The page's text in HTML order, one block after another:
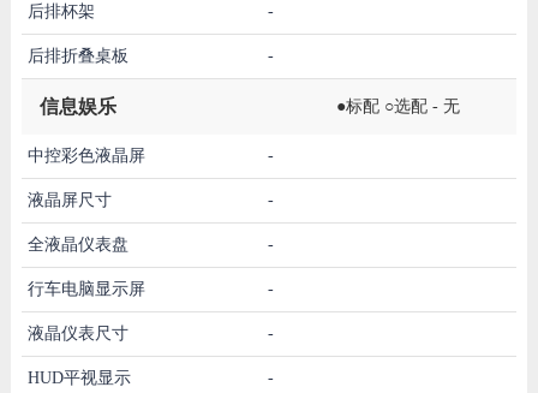
后排杯架 -
后排折叠桌板 -
信息娱乐 ●标配 ○选配 - 无
中控彩色液晶屏 -
液晶屏尺寸 -
全液晶仪表盘 -
行车电脑显示屏 -
液晶仪表尺寸 -
HUD平视显示 -